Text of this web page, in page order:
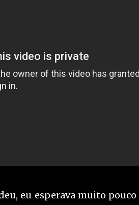
eu esperava muito